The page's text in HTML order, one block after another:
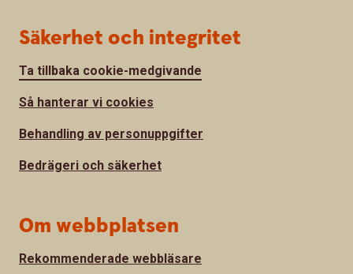
Säkerhet och integritet
Ta tillbaka cookie-medgivande
Så hanterar vi cookies
Behandling av personuppgifter
Bedrägeri och säkerhet
Om webbplatsen
Rekommenderade webbläsare